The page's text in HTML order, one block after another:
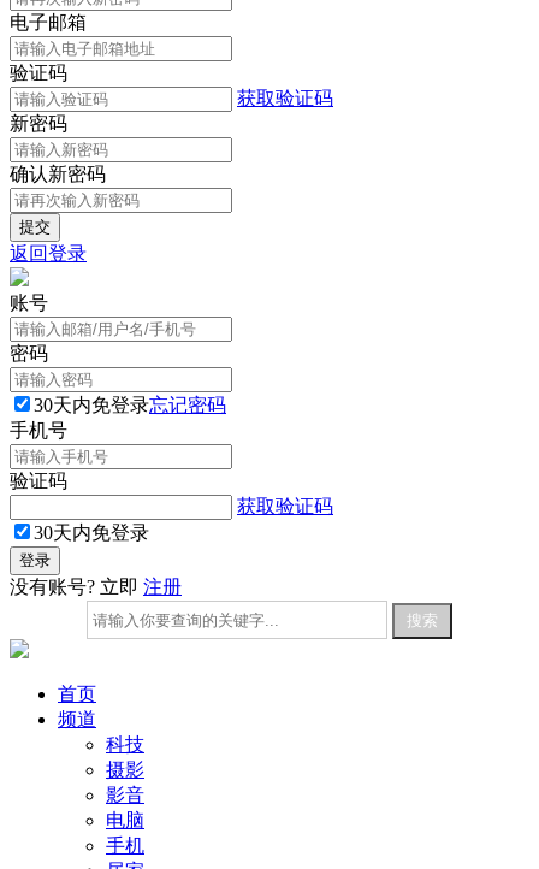
电子邮箱
验证码
获取验证码
新密码
确认新密码
返回登录
账号
密码
30天内免登录忘记密码
手机号
验证码
获取验证码
30天内免登录
没有账号? 立即 注册
首页
频道
科技
摄影
影音
电脑
手机